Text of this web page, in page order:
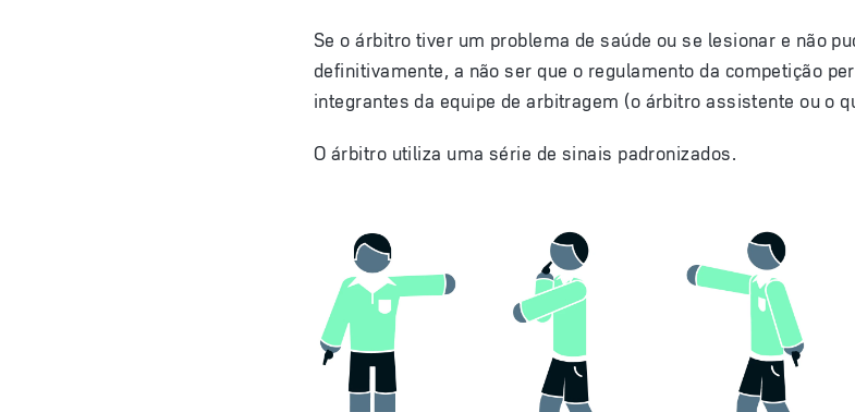
Se o árbitro tiver um problema de saúde ou se lesionar e não
definitivamente, a não ser que o regulamento da competição
integrantes da equipe de arbitragem (o árbitro assistente ou o
O árbitro utiliza uma série de sinais padronizados.